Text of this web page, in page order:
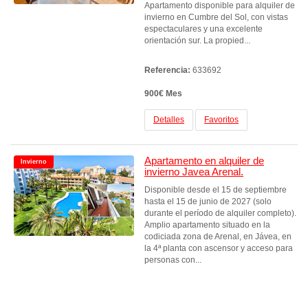
Apartamento disponible para alquiler de
invierno en Cumbre del Sol, con vistas
espectaculares y una excelente
orientación sur. La propied...
Referencia: 633692
900€ Mes
Detalles Favoritos
Invierno
Apartamento en alquiler de
invierno Javea Arenal.
Disponible desde el 15 de septiembre
hasta el 15 de junio de 2027 (solo
durante el período de alquiler completo).
Amplio apartamento situado en la
codiciada zona de Arenal, en Jávea, en
la 4ª planta con ascensor y acceso para
personas con...